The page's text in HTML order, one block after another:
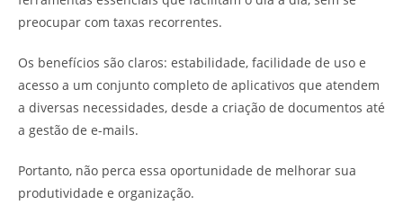
preocupar com taxas recorrentes.
Os benefícios são claros: estabilidade, facilidade de uso e
acesso a um conjunto completo de aplicativos que atendem
a diversas necessidades, desde a criação de documentos até
a gestão de e-mails.
Portanto, não perca essa oportunidade de melhorar sua
produtividade e organização.